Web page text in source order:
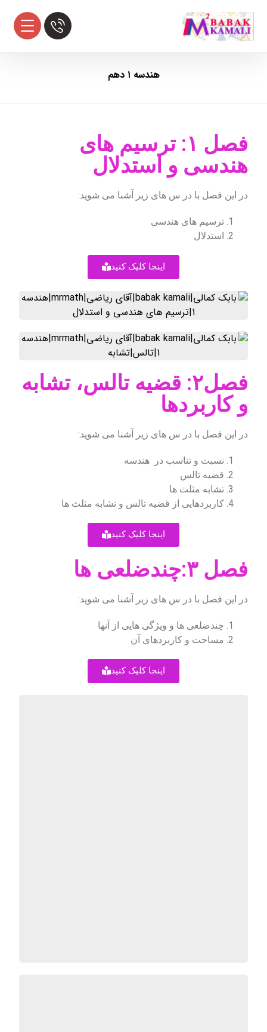
هندسه ۱ دهم
فصل ۱: ترسیم های
هندسی و استدلال
در این فصل با در س های زیر آشنا می شوید:
ترسیم های هندسی
استدلال
اینجا کلیک کنید
فصل۲: قضیه تالس، تشابه
و کاربردها
در این فصل با در س های زیر آشنا می شوید:
نسبت و تناسب در هندسه
قضیه تالس
تشابه مثلث ها
کاربردهایی از قضیه تالس و تشابه مثلث ها
اینجا کلیک کنید
فصل ۳:چندضلعی ها
در این فصل با در س های زیر آشنا می شوید:
چندضلعی ها و ویژگی هایی از آنها
مساحت و کاربردهای آن
اینجا کلیک کنید